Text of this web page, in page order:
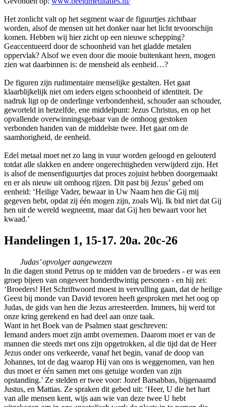
Het zonlicht valt op het segment waar de figuurtjes zichtbaar
worden, alsof de mensen uit het donker naar het licht tevoorschijn
komen. Hebben wij hier zicht op een nieuwe schepping?
Geaccentueerd door de schoonheid van het gladde metalen
oppervlak? Alsof we even door die mooie buitenkant heen, mogen
zien wat daarbinnen is: de mensheid als eenheid…?
De figuren zijn rudimentaire menselijke gestalten. Het gaat
klaarblijkelijk niet om ieders eigen schoonheid of identiteit. De
nadruk ligt op de onderlinge verbondenheid, schouder aan schouder,
geworteld in hetzelfde, ene middelpunt: Jezus Christus, en op het
opvallende overwinningsgebaar van de omhoog gestoken
verbonden handen van de middelste twee. Het gaat om de
saamhorigheid, de eenheid.
Edel metaal moet net zo lang in vuur worden geloogd en gelouterd
totdat alle slakken en andere ongerechtigheden verwijderd zijn. Het
is alsof de mensenfiguurtjes dat proces zojuist hebben doorgemaakt
en er als nieuw uit omhoog rijzen. Dit past bij Jezus’ gebed om
eenheid: ‘Heilige Vader, bewaar in Uw Naam hen die Gij mij
gegeven hebt, opdat zij één mogen zijn, zoals Wij. Ik bid niet dat Gij
hen uit de wereld wegneemt, maar dat Gij hen bewaart voor het
kwaad.’
Handelingen 1, 15-17. 20a. 20c-26
Judas’ opvolger aangewezen
In die dagen stond Petrus op te midden van de broeders - er was een
groep bijeen van ongeveer honderdtwintig personen - en hij zei:
‘Broeders! Het Schriftwoord moest in vervulling gaan, dat de heilige
Geest bij monde van David tevoren heeft gesproken met het oog op
Judas, de gids van hen die Jezus arresteerden. Immers, hij werd tot
onze kring gerekend en had deel aan onze taak.
Want in het Boek van de Psalmen staat geschreven:
Iemand anders moet zijn ambt overnemen. Daarom moet er van de
mannen die steeds met ons zijn opgetrokken, al die tijd dat de Heer
Jezus onder ons verkeerde, vanaf het begin, vanaf de doop van
Johannes, tot de dag waarop Hij van ons is weggenomen, van hen
dus moet er één samen met ons getuige worden van zijn
opstanding.’ Ze stelden er twee voor: Jozef Barsabbas, bijgenaamd
Justus, en Mattias. Ze spraken dit gebed uit: ‘Heer, U die het hart
van alle mensen kent, wijs aan wie van deze twee U hebt